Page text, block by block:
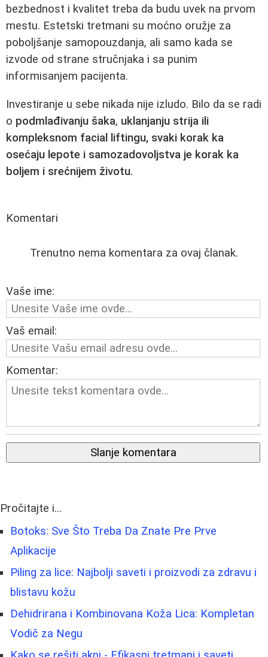
bezbednost i kvalitet treba da budu uvek na prvom
mestu. Estetski tretmani su moćno oružje za
poboljšanje samopouzdanja, ali samo kada se
izvode od strane stručnjaka i sa punim
informisanjem pacijenta.
Investiranje u sebe nikada nije izludo. Bilo da se radi
o podmlađivanju šaka, uklanjanju strija ili
kompleksnom facial liftingu, svaki korak ka
osećaju lepote i samozadovoljstva je korak ka
boljem i srećnijem životu.
Komentari
Trenutno nema komentara za ovaj članak.
Vaše ime:
Vaš email:
Komentar:
Slanje komentara
Pročitajte i...
Botoks: Sve Što Treba Da Znate Pre Prve
Aplikacije
Piling za lice: Najbolji saveti i proizvodi za zdravu i
blistavu kožu
Dehidrirana i Kombinovana Koža Lica: Kompletan
Vodič za Negu